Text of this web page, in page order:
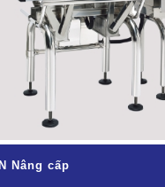
Nâng cấp